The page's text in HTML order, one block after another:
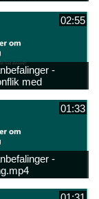
02:55
-
med
01:33
-